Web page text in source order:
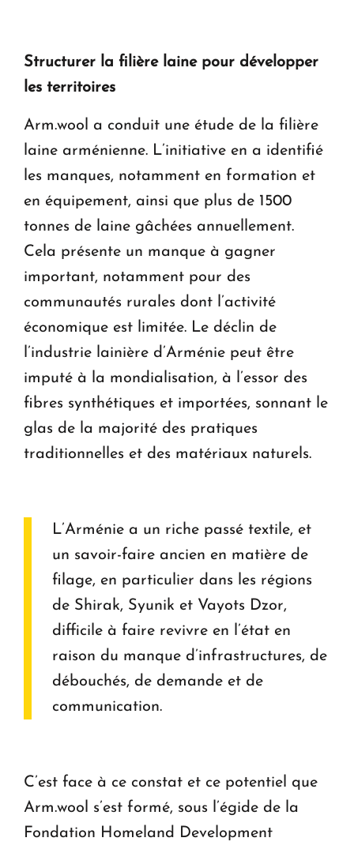
Structurer la filière laine pour développer
les territoires
Arm.wool a conduit une étude de la filière
laine arménienne. L’initiative en a identifié
les manques, notamment en formation et
en équipement, ainsi que plus de 1500
tonnes de laine gâchées annuellement.
Cela présente un manque à gagner
important, notamment pour des
communautés rurales dont l’activité
économique est limitée. Le déclin de
l’industrie lainière d’Arménie peut être
imputé à la mondialisation, à l’essor des
fibres synthétiques et importées, sonnant le
glas de la majorité des pratiques
traditionnelles et des matériaux naturels.
L’Arménie a un riche passé textile, et
un savoir-faire ancien en matière de
filage, en particulier dans les régions
de Shirak, Syunik et Vayots Dzor,
difficile à faire revivre en l’état en
raison du manque d’infrastructures, de
débouchés, de demande et de
communication.
C’est face à ce constat et ce potentiel que
Arm.wool s’est formé, sous l’égide de la
Fondation Homeland Development